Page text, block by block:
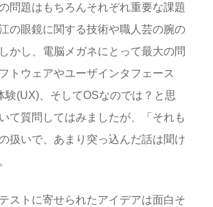
問題はもちろんそれぞれ重要な課題
の眼鏡に関する技術や職人芸の腕の
かし、電脳メガネにとって最大の問
トウェアやユーザインタフェース
験(UX)、そしてOSなのでは？と思
て質問してはみましたが、「それも
扱いで、あまり突っ込んだ話は聞け
ストに寄せられたアイデアは面白そ